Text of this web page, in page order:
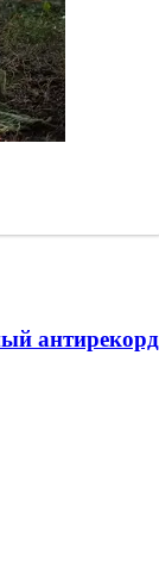
антирекорд